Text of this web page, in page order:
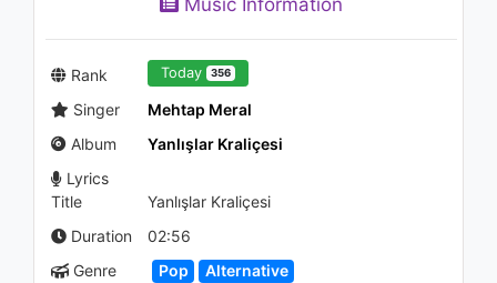
02:58
Yoldayım ("Müslüm Baba"
1.7K - 7 years ago
Katy Perry - Teenage Dream
Music Information
Rank Today 356
Singer
Mehtap Meral
Album
Yanlışlar Kraliçesi
Lyrics
Title
Yanlışlar Kraliçesi
Duration
02:56
Genre
Pop Alternative